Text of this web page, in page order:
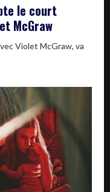
le court
McGraw
Violet McGraw, va